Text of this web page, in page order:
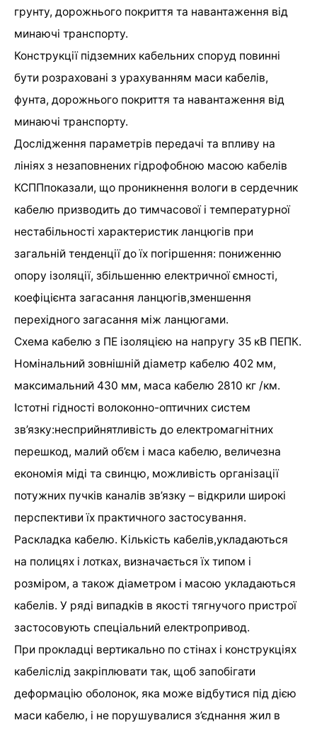
грунту, дорожнього покриття та навантаження від
минаючі транспорту.
Конструкції підземних кабельних споруд повинні
бути розраховані з урахуванням маси кабелів,
фунта, дорожнього покриття та навантаження від
минаючі транспорту.
Дослідження параметрів передачі та впливу на
лініях з незаповнених гідрофобною масою кабелів
КСППпоказали, що проникнення вологи в сердечник
кабелю призводить до тимчасової і температурної
нестабільності характеристик ланцюгів при
загальній тенденції до їх погіршення: пониженню
опору ізоляції, збільшенню електричної ємності,
коефіцієнта загасання ланцюгів,зменшення
перехідного загасання між ланцюгами.
Схема кабелю з ПЕ ізоляцією на напругу 35 кВ ПЕПК.
Номінальний зовнішній діаметр кабелю 402 мм,
максимальний 430 мм, маса кабелю 2810 кг /км.
Істотні гідності волоконно-оптичних систем
зв’язку:несприйнятливість до електромагнітних
перешкод, малий об’єм і маса кабелю, величезна
економія міді та свинцю, можливість організації
потужних пучків каналів зв’язку – відкрили широкі
перспективи їх практичного застосування.
Pаскладка кабелю. Кількість кабелів,укладаються
на полицях і лотках, визначається їх типом і
розміром, а також діаметром і масою укладаються
кабелів. У ряді випадків в якості тягнучого пристрої
застосовують спеціальний електропривод.
При прокладці вертикально по стінах і конструкціях
кабеліслід закріплювати так, щоб запобігати
деформацію оболонок, яка може відбутися під дією
маси кабелю, і не порушувалися з’єднання жил в